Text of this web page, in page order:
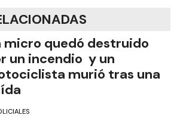
micro quedó destruido
un incendio y un
murió tras una